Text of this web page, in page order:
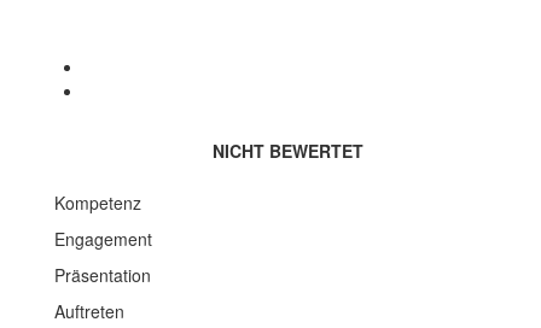
NICHT BEWERTET
Kompetenz
Engagement
Präsentation
Auftreten